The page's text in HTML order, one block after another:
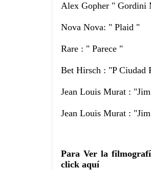
Alex Gopher " Gordini
Nova Nova: " Plaid "
Rare : " Parece "
Bet Hirsch : "P Ciudad
Jean Louis Murat :
Jean Louis Murat :
Para Ver la
click aquí